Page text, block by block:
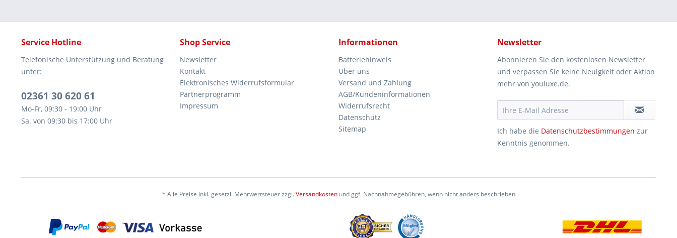
Service Hotline
Telefonische Unterstützung und Beratung
unter:
02361 30 620 61
Mo-Fr, 09:30 - 19:00 Uhr
Sa. von 09:30 bis 17:00 Uhr
Shop Service
Newsletter
Kontakt
Elektronisches Widerrufsformular
Partnerprogramm
Impressum
Informationen
Batteriehinweis
Über uns
Versand und Zahlung
AGB/Kundeninformationen
Widerrufsrecht
Datenschutz
Sitemap
Newsletter
Abonnieren Sie den kostenlosen Newsletter
und verpassen Sie keine Neuigkeit oder Aktion
mehr von youluxe.de.
Ich habe die Datenschutzbestimmungen zur
Kenntnis genommen.
* Alle Preise inkl. gesetzl. Mehrwertsteuer zzgl.Versandkostenund ggf. Nachnahmegebühren, wenn nicht anders beschrieben